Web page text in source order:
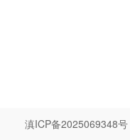
滇ICP备2025069348号